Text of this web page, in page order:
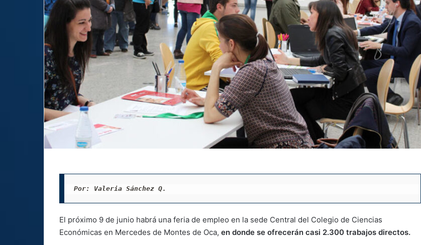
Por: Valeria Sánchez Q.
El próximo 9 de junio habrá una feria de empleo en la sede Central del Colegio de Ciencias
Económicas en Mercedes de Montes de Oca, en donde se ofrecerán casi 2.300 trabajos directos.